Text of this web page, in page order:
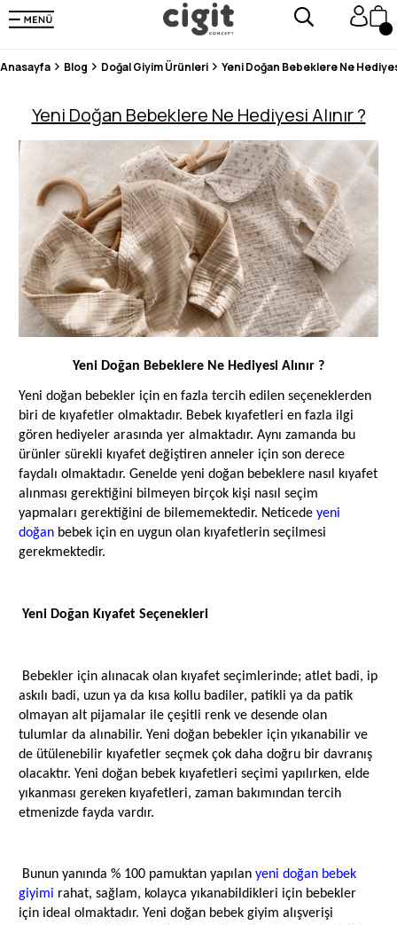
250.000'DEN FAZLA DEĞERLENDİRMEDE 5 ÜZERİNDEN 4.8 PUAN ALDI ⭐⭐⭐⭐⭐
3 MİLYONDAN FAZLA MUTLU MÜŞTERİ ❤️ 10 MİLYON ÜRÜN
Anasayfa Blog Doğal Giyim Ürünleri Yeni Doğan Bebeklere Ne
Yeni Doğan Bebeklere Ne Hediyesi Alınır ?
Yeni Doğan Bebeklere Ne Hediyesi Alınır ?
Yeni doğan bebekler için en fazla tercih edilen seçeneklerden
biri de kıyafetler olmaktadır. Bebek kıyafetleri en fazla ilgi
gören hediyeler arasında yer almaktadır. Aynı zamanda bu
ürünler sürekli kıyafet değiştiren anneler için son derece
faydalı olmaktadır. Genelde yeni doğan bebeklere nasıl kıyafet
alınması gerektiğini bilmeyen birçok kişi nasıl seçim
yapmaları gerektiğini de bilememektedir. Neticedeyeni
doğan bebek için en uygun olan kıyafetlerin seçilmesi
gerekmektedir.
Yeni Doğan Kıyafet Seçenekleri
Bebekler için alınacak olan kıyafet seçimlerinde; atlet badi, ip
askılı badi, uzun ya da kısa kollu badiler, patikli ya da patik
olmayan alt pijamalar ile çeşitli renk ve desende olan
tulumlar da alınabilir. Yeni doğan bebekler için yıkanabilir ve
de ütülenebilir kıyafetler seçmek çok daha doğru bir davranış
olacaktır. Yeni doğan bebek kıyafetleri seçimi yapılırken, elde
yıkanması gereken kıyafetleri, zaman bakımından tercih
etmenizde fayda vardır.
Bunun yanında % 100 pamuktan yapılanyeni doğan bebek
giyimi rahat, sağlam, kolayca yıkanabildikleri için bebekler
için ideal olmaktadır. Yeni doğan bebek giyim alışverişi